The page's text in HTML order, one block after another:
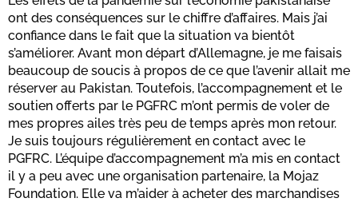
ont des conséquences sur le chiffre d’affaires. Mais j’ai
confiance dans le fait que la situation va bientôt
s’améliorer. Avant mon départ d’Allemagne, je me faisais
beaucoup de soucis à propos de ce que l’avenir allait me
réserver au Pakistan. Toutefois, l’accompagnement et le
soutien offerts par le PGFRC m’ont permis de voler de
mes propres ailes très peu de temps après mon retour.
Je suis toujours régulièrement en contact avec le
PGFRC. L’équipe d’accompagnement m’a mis en contact
il y a peu avec une organisation partenaire, la Mojaz
Foundation. Elle va m’aider à acheter des marchandises